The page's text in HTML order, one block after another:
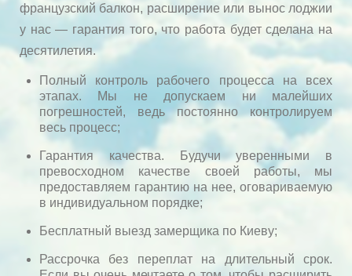
французский балкон, расширение или вынос лоджии
у нас — гарантия того, что работа будет сделана на
десятилетия.
Полный контроль рабочего процесса на всех
этапах. Мы не допускаем ни малейших
погрешностей, ведь постоянно контролируем
весь процесс;
Гарантия качества. Будучи уверенными в
превосходном качестве своей работы, мы
предоставляем гарантию на нее, оговариваемую
в индивидуальном порядке;
Бесплатный выезд замерщика по Киеву;
Рассрочка без переплат на длительный срок.